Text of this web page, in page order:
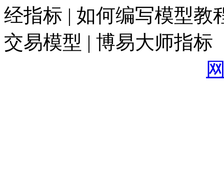
经指标 | 如何编写模型教
交易模型 | 博易大师指标